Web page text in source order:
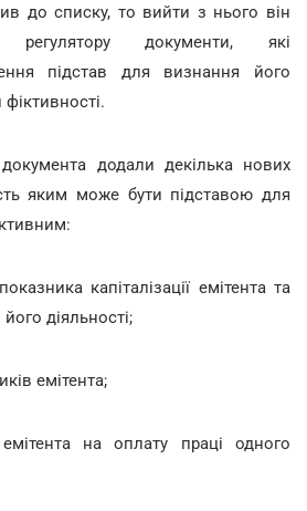
до списку, то вийти з нього він
документи, які
підстав для визнання його
додали декілька нових
яким може бути підставою для
капіталізації емітента та
діяльності;
емітента;
на оплату праці одного